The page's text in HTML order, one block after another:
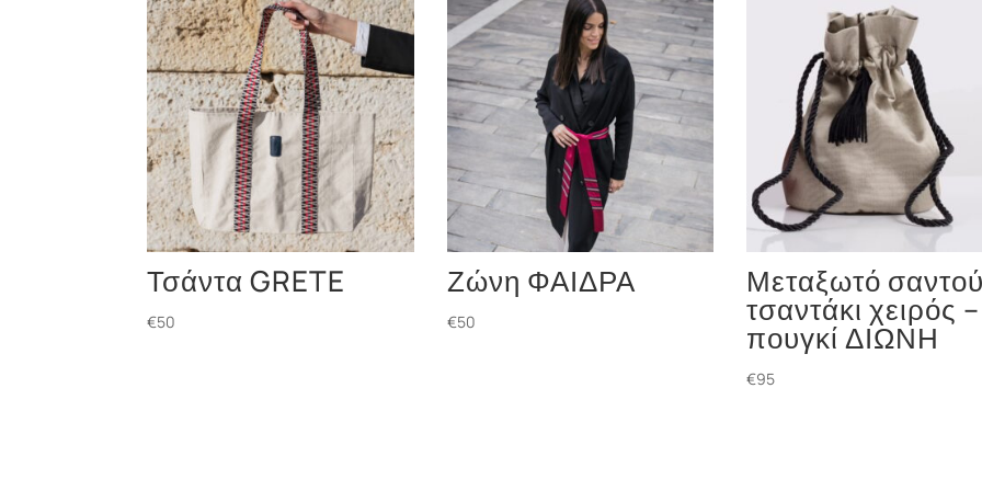
Τσάντα GRETE
€50
Ζώνη ΦΑΙΔΡΑ
€50
Μεταξωτό
τσαντάκι χειρός –
πουγκί ΔΙΩΝΗ
€95